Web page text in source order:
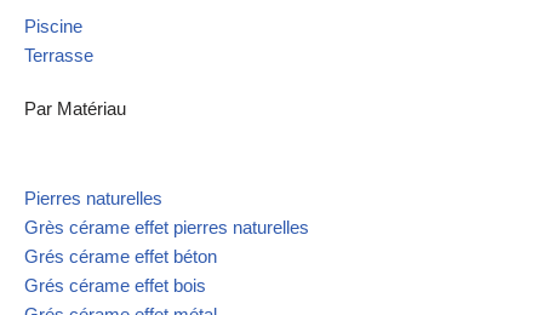
Piscine
Terrasse
Par Matériau
Pierres naturelles
Grès cérame effet pierres naturelles
Grés cérame effet béton
Grés cérame effet bois